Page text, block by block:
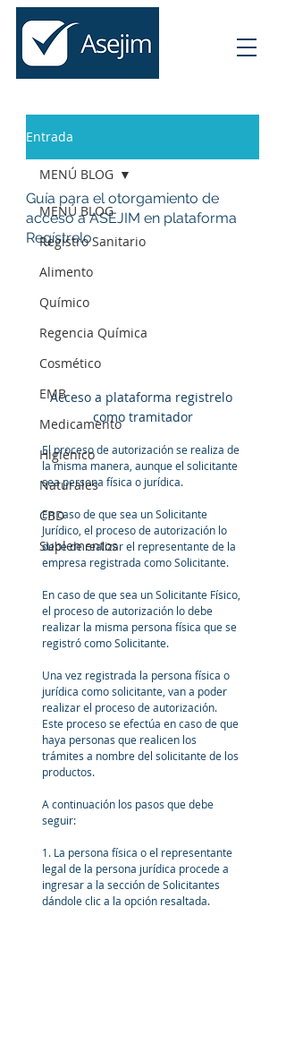
Entrada
MENÚ BLOG
Registro Sanitario
Alimento
Químico
Regencia Química
Cosmético
EMB
Medicamento
Higiénico
Naturales
CBD
Suplementos
MENÚ BLOG
Guía para el otorgamiento de
acceso a ASEJIM en plataforma
Regístrelo
Acceso a plataforma registrelo
como tramitador
El proceso de autorización se realiza de
la misma manera, aunque el solicitante
sea persona física o jurídica.
En caso de que sea un Solicitante
Jurídico, el proceso de autorización lo
debe de realizar el representante de la
empresa registrada como Solicitante.
En caso de que sea un Solicitante Físico,
el proceso de autorización lo debe
realizar la misma persona física que se
registró como Solicitante.
Una vez registrada la persona física o
jurídica como solicitante, van a poder
realizar el proceso de autorización.
Este proceso se efectúa en caso de que
haya personas que realicen los
trámites a nombre del solicitante de los
productos.
A continuación los pasos que debe
seguir:
1. La persona física o el representante
legal de la persona jurídica procede a
ingresar a la sección de Solicitantes
dándole clic a la opción resaltada.